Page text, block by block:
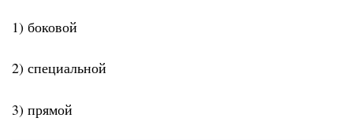
1) боковой
2) специальной
3) прямой